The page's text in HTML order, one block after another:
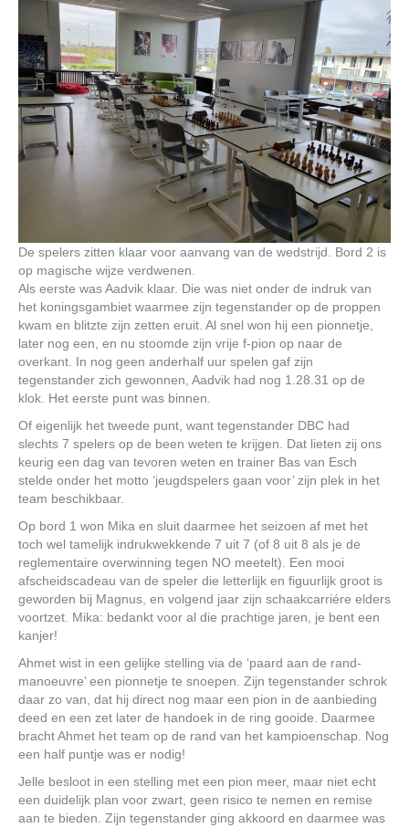
De spelers zitten klaar voor aanvang van de wedstrijd. Bord 2 is
op magische wijze verdwenen.
Als eerste was Aadvik klaar. Die was niet onder de indruk van
het koningsgambiet waarmee zijn tegenstander op de proppen
kwam en blitzte zijn zetten eruit. Al snel won hij een pionnetje,
later nog een, en nu stoomde zijn vrije f-pion op naar de
overkant. In nog geen anderhalf uur spelen gaf zijn
tegenstander zich gewonnen, Aadvik had nog 1.28.31 op de
klok. Het eerste punt was binnen.
Of eigenlijk het tweede punt, want tegenstander DBC had
slechts 7 spelers op de been weten te krijgen. Dat lieten zij ons
keurig een dag van tevoren weten en trainer Bas van Esch
stelde onder het motto ‘jeugdspelers gaan voor’ zijn plek in het
team beschikbaar.
Op bord 1 won Mika en sluit daarmee het seizoen af met het
toch wel tamelijk indrukwekkende 7 uit 7 (of 8 uit 8 als je de
reglementaire overwinning tegen NO meetelt). Een mooi
afscheidscadeau van de speler die letterlijk en figuurlijk groot is
geworden bij Magnus, en volgend jaar zijn schaakcarriére elders
voortzet. Mika: bedankt voor al die prachtige jaren, je bent een
kanjer!
Ahmet wist in een gelijke stelling via de ‘paard aan de rand-
manoeuvre’ een pionnetje te snoepen. Zijn tegenstander schrok
daar zo van, dat hij direct nog maar een pion in de aanbieding
deed en een zet later de handoek in de ring gooide. Daarmee
bracht Ahmet het team op de rand van het kampioenschap. Nog
een half puntje was er nodig!
Jelle besloot in een stelling met een pion meer, maar niet echt
een duidelijk plan voor zwart, geen risico te nemen en remise
aan te bieden. Zijn tegenstander ging akkoord en daarmee was